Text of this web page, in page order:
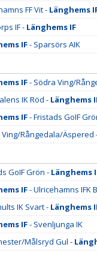
FF Vit - Länghems
IF - Länghems IF
IF- Sparsörs AIK
IF- Södra Ving/
IK Röd - Länghems
IF- Fristads GoIF
Ving/Rångedala/Äspered
GoIF Grön - Länghems
IF- Ulricehamns IFK
IK Svart - Länghems
IF- Svenljunga IK
Målsryd Gul -